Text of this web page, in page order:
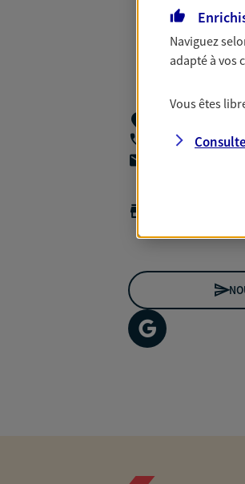
06 81 77 66 95
Naviguez
adapté à vos
Vous êtes